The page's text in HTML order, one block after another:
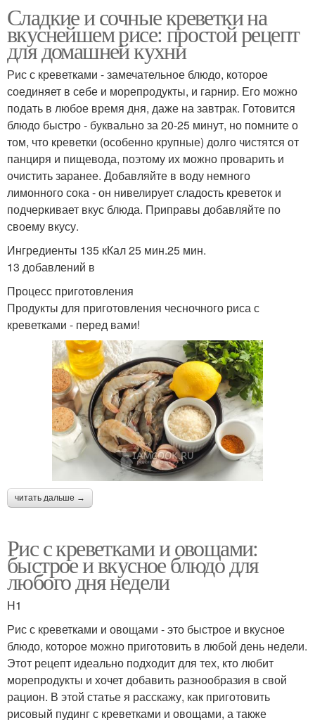
Сладкие и сочные креветки на
вкуснейшем рисе: простой рецепт
для домашней кухни
Рис с креветками - замечательное блюдо, которое
соединяет в себе и морепродукты, и гарнир. Его можно
подать в любое время дня, даже на завтрак. Готовится
блюдо быстро - буквально за 20-25 минут, но помните о
том, что креветки (особенно крупные) долго чистятся от
панциря и пищевода, поэтому их можно проварить и
очистить заранее. Добавляйте в воду немного
лимонного сока - он нивелирует сладость креветок и
подчеркивает вкус блюда. Приправы добавляйте по
своему вкусу.
Ингредиенты 135 кКал 25 мин.25 мин.
13 добавлений в
Процесс приготовления
Продукты для приготовления чесночного риса с
креветками - перед вами!
читать дальше →
Рис с креветками и овощами:
быстрое и вкусное блюдо для
любого дня недели
H1
Рис с креветками и овощами - это быстрое и вкусное
блюдо, которое можно приготовить в любой день недели.
Этот рецепт идеально подходит для тех, кто любит
морепродукты и хочет добавить разнообразия в свой
рацион. В этой статье я расскажу, как приготовить
рисовый пудинг с креветками и овощами, а также